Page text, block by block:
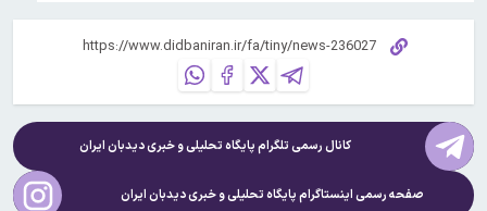
کانال رسمی تلگرام پایگاه تحلیلی و خبریدیدبان ایران
صفحه رسمی اینستاگرام پایگاه تحلیلی و خبریدیدبان ایران